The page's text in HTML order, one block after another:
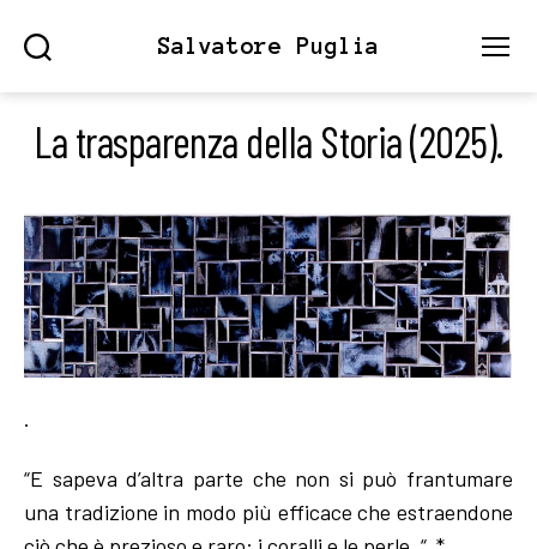
Salvatore Puglia
La trasparenza della Storia (2025).
.
“E sapeva d’altra parte che non si può frantumare
una tradizione in modo più efficace che estraendone